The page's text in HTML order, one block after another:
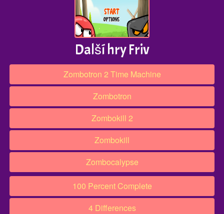
Další hry Friv
Zombotron 2 Time Machine
Zombotron
Zombokill 2
Zombokill
Zombocalypse
100 Percent Complete
4 Differences